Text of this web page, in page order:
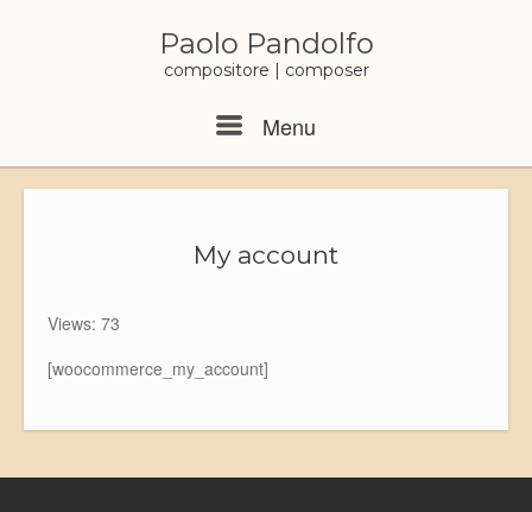
Paolo Pandolfo
compositore | composer
Menu
My account
Views: 73
[woocommerce_my_account]